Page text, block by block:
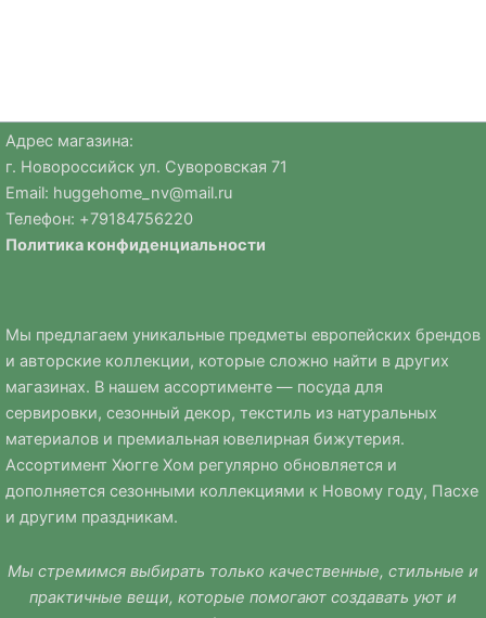
Адрес магазина:
г. Новороссийск ул. Суворовская 71
Email: huggehome_nv@mail.ru
Телефон: +79184756220
Политика конфиденциальности
Мы предлагаем уникальные предметы европейских брендов
и авторские коллекции, которые сложно найти в других
магазинах. В нашем ассортименте — посуда для
сервировки, сезонный декор, текстиль из натуральных
материалов и премиальная ювелирная бижутерия.
Ассортимент Хюгге Хом регулярно обновляется и
дополняется сезонными коллекциями к Новому году, Пасхе
и другим праздникам.
Мы стремимся выбирать только качественные, стильные и
практичные вещи, которые помогают создавать уют и